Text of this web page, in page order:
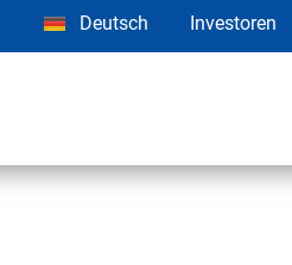
Deutsch Investoren